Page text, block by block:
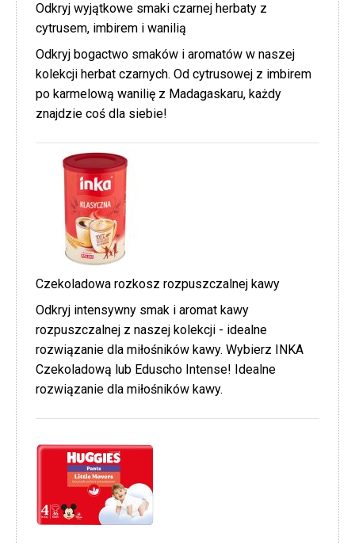
Odkryj wyjątkowe smaki czarnej herbaty z
cytrusem, imbirem i wanilią
Odkryj bogactwo smaków i aromatów w naszej
kolekcji herbat czarnych. Od cytrusowej z imbirem
po karmelową wanilię z Madagaskaru, każdy
znajdzie coś dla siebie!
Czekoladowa rozkosz rozpuszczalnej kawy
Odkryj intensywny smak i aromat kawy
rozpuszczalnej z naszej kolekcji - idealne
rozwiązanie dla miłośników kawy. Wybierz INKA
Czekoladową lub Eduscho Intense! Idealne
rozwiązanie dla miłośników kawy.